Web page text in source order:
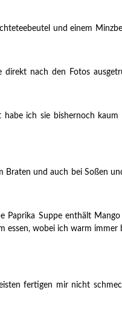
und einem
nach den Fotos
ich sie bishernoch
und auch bei Soßen
Paprika Suppe enthält
wobei ich warm immer
fertigen mir nicht